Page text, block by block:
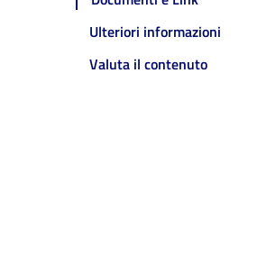
Ulteriori informazioni
Valuta il contenuto